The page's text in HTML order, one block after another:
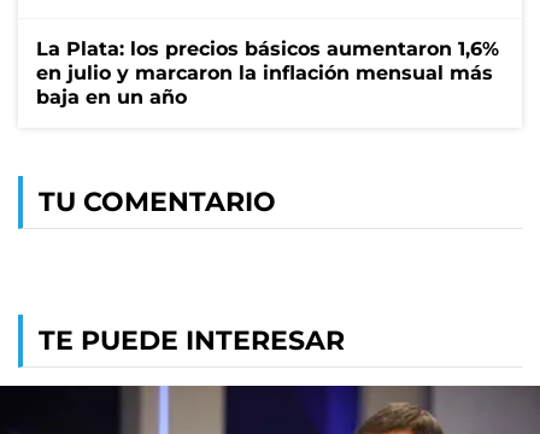
La Plata: los precios básicos aumentaron 1,6%
en julio y marcaron la inflación mensual más
baja en un año
TU COMENTARIO
TE PUEDE INTERESAR